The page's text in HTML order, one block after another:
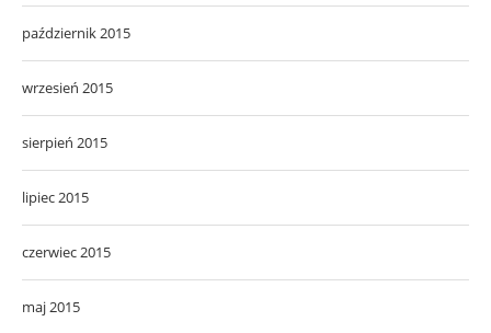
październik 2015
wrzesień 2015
sierpień 2015
lipiec 2015
czerwiec 2015
maj 2015